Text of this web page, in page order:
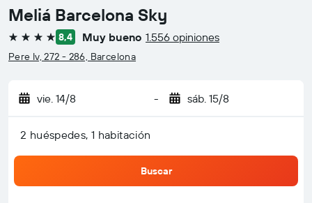
Meliá Barcelona Sky
4 estrellas8,4 Muy bueno 1.556 opiniones
Pere Iv, 272 - 286, Barcelona
vie. 14/8 - sáb. 15/8
2 huéspedes, 1 habitación
Buscar